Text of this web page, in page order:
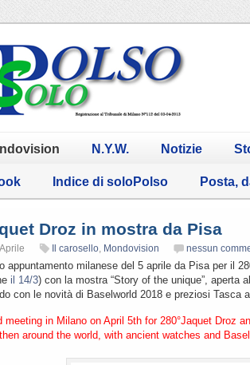
N.Y.W. Notizie
Indice di soloPolso Posta,
Droz in mostra da Pisa
Il carosello Mondovision nessun
appuntamento milanese del 5 aprile da Pisa per il
il 14/3) con la mostra “Story of the unique”, aperta
con le novità di Baselworld 2018 e preziosi Tasca
meeting in Milano on April 5th for 280°Jaquet Droz
around the world, with ancient watches and